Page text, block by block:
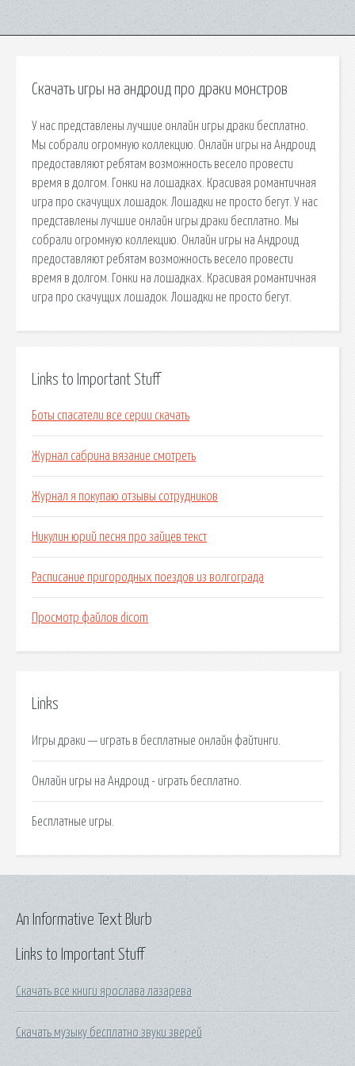
Скачать игры на андроид про драки монстров
У нас представлены лучшие онлайн игры драки бесплатно.
Мы собрали огромную коллекцию. Онлайн игры на Андроид
предоставляют ребятам возможность весело провести
время в долгом. Гонки на лошадках. Красивая романтичная
игра про скачущих лошадок. Лошадки не просто бегут. У нас
представлены лучшие онлайн игры драки бесплатно. Мы
собрали огромную коллекцию. Онлайн игры на Андроид
предоставляют ребятам возможность весело провести
время в долгом. Гонки на лошадках. Красивая романтичная
игра про скачущих лошадок. Лошадки не просто бегут.
Links to Important Stuff
Боты спасатели все серии скачать
Журнал сабрина вязание смотреть
Журнал я покупаю отзывы сотрудников
Никулин юрий песня про зайцев текст
Расписание пригородных поездов из волгограда
Просмотр файлов dicom
Links
Игры драки — играть в бесплатные онлайн файтинги.
Онлайн игры на Андроид - играть бесплатно.
Бесплатные игры.
Links to Important Stuff
Скачать все книги ярослава лазарева
Скачать музыку бесплатно звуки зверей
An Informative Text Blurb